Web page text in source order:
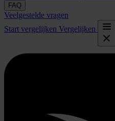
FAQ
Veelgestelde vragen
Start vergelijken Vergelijken